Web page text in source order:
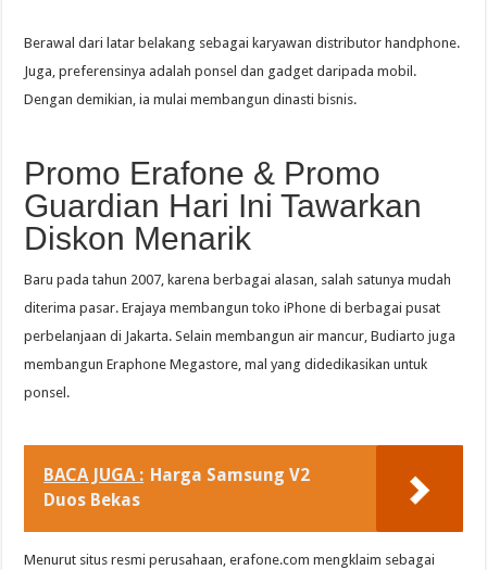
Berawal dari latar belakang sebagai karyawan distributor handphone.
Juga, preferensinya adalah ponsel dan gadget daripada mobil.
Dengan demikian, ia mulai membangun dinasti bisnis.
Promo Erafone & Promo
Guardian Hari Ini Tawarkan
Diskon Menarik
Baru pada tahun 2007, karena berbagai alasan, salah satunya mudah
diterima pasar. Erajaya membangun toko iPhone di berbagai pusat
perbelanjaan di Jakarta. Selain membangun air mancur, Budiarto juga
membangun Eraphone Megastore, mal yang didedikasikan untuk
ponsel.
BACA JUGA : Harga Samsung V2
Duos Bekas
Menurut situs resmi perusahaan, erafone.com mengklaim sebagai